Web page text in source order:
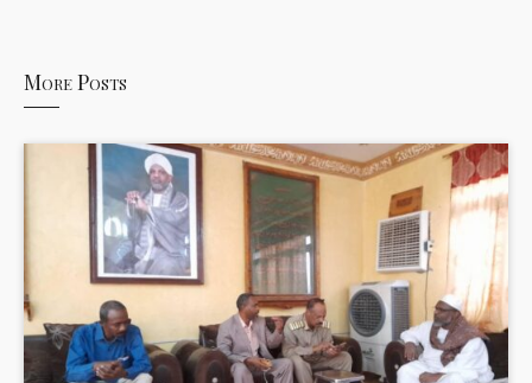
More Posts